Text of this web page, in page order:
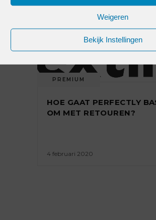
Weigeren
Bekijk Instellingen
20 februari 2020
PREMIUM
HOE GAAT PERFECTLY
OM MET RETOUREN?
4 februari 2020